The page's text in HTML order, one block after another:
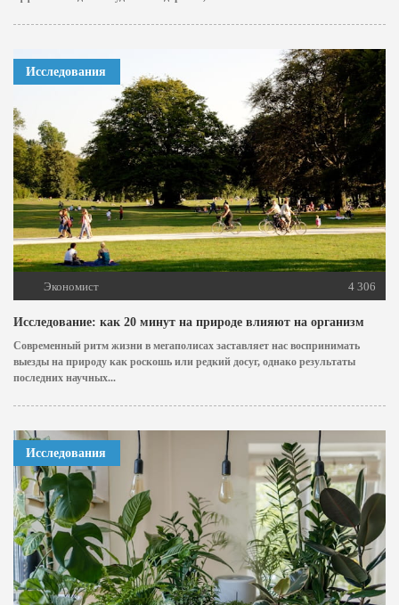
Исследования
Экономист 4 306
Исследование: как 20 минут на природе влияют на организм
Современный ритм жизни в мегаполисах заставляет нас воспринимать
выезды на природу как роскошь или редкий досуг, однако результаты
последних научных...
Исследования